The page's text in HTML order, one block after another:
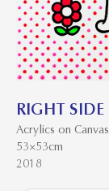
RIGHT SIDE
Acrylics on Canvas
53×53cm
2018